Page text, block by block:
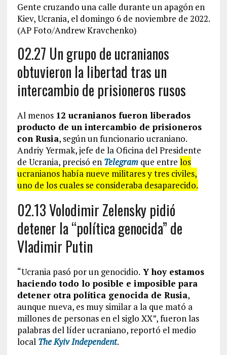
Gente cruzando una calle durante un apagón en
Kiev, Ucrania, el domingo 6 de noviembre de 2022.
(AP Foto/Andrew Kravchenko)
02.27 Un grupo de ucranianos
obtuvieron la libertad tras un
intercambio de prisioneros rusos
Al menos 12 ucranianos fueron liberados
producto de un intercambio de prisioneros
con Rusia, según un funcionario ucraniano.
Andriy Yermak, jefe de la Oficina del Presidente
de Ucrania, precisó en Telegramque entre los
ucranianos había nueve militares y tres civiles,
uno de los cuales se consideraba desaparecido.
02.13 Volodimir Zelensky pidió
detener la “política genocida” de
Vladimir Putin
“Ucrania pasó por un genocidio. Y hoy estamos
haciendo todo lo posible e imposible para
detener otra política genocida de Rusia,
aunque nueva, es muy similar a la que mató a
millones de personas en el siglo XX”, fueron las
palabras del líder ucraniano, reportó el medio
local The Kyiv Independent.